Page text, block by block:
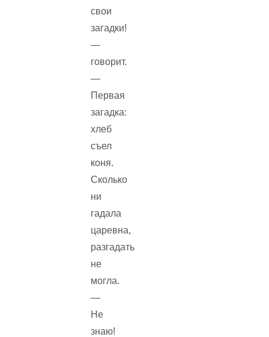
свои
загадки!
—
говорит.
—
Первая
загадка:
хлеб
съел
коня.
Сколько
ни
гадала
царевна,
разгадать
не
могла.
—
Не
знаю!